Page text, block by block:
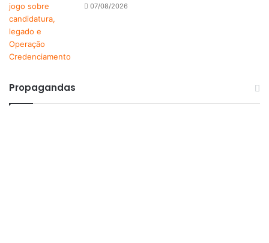
07/08/2026
Propagandas